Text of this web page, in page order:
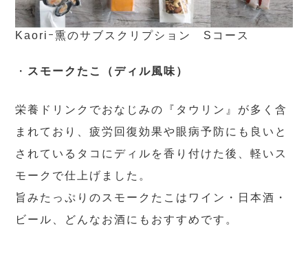
Kaoriｰ熏のサブスクリプション Sコース
・ スモークたこ（ディル風味）
栄養ドリンクでおなじみの『タウリン』が多く含
まれており、疲労回復効果や眼病予防にも良いと
されているタコにディルを香り付けた後、軽いス
モークで仕上げました。
旨みたっぷりのスモークたこはワイン・日本酒・
ビール、どんなお酒にもおすすめです。